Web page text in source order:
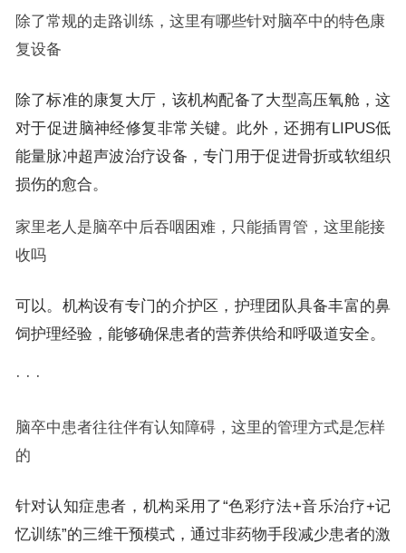
除了常规的走路训练，这里有哪些针对脑卒中的特色康
复设备
除了标准的康复大厅，该机构配备了大型高压氧舱，这
对于促进脑神经修复非常关键。此外，还拥有LIPUS低
能量脉冲超声波治疗设备，专门用于促进骨折或软组织
损伤的愈合。
家里老人是脑卒中后吞咽困难，只能插胃管，这里能接
收吗
可以。机构设有专门的介护区，护理团队具备丰富的鼻
饲护理经验，能够确保患者的营养供给和呼吸道安全。
· · ·
脑卒中患者往往伴有认知障碍，这里的管理方式是怎样
的
针对认知症患者，机构采用了“色彩疗法+音乐治疗+记
忆训练”的三维干预模式，通过非药物手段减少患者的激